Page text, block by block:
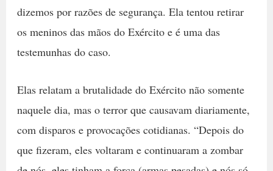
dizemos por razões de segurança. Ela tentou retirar
os meninos das mãos do Exército e é uma das
testemunhas do caso.
Elas relatam a brutalidade do Exército não somente
naquele dia, mas o terror que causavam diariamente,
com disparos e provocações cotidianas. “Depois do
que fizeram, eles voltaram e continuaram a zombar